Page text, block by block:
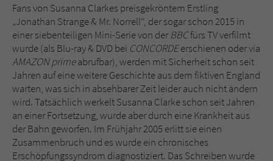
Fans von Susanna Clarkes preisgekröntem Erstling
„Jonathan Strange & Mr. Norrell“, der sogar schon 2015 in
einer siebenteiligen Mini-Serie von derBBCfürs TV verfilmt
wurde (als Blu-ray & DVD bei CONCORDEerschienen oder via
AMAZON primeabrufbar), werden mit Sicherheit schon seit
Jahren auf eine weitere Geschichte aus dem fiktiven England
warten, was sich in absehbarer Zeit leider auch nicht ändern
wird. Tatsächlich werkelt Susanna Clarke schon seit Jahren
an einer Fortsetzung, wurde aber durch eine Krankheit aus
der Bahn geworfen. Im Frühjahr 2005 erlitt sie einen
Zusammenbruch und es wurde ein chronisches
Erschöpfungssyndrom diagnostiziert. Das Schreiben wurde